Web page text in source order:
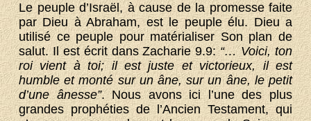
Le peuple d’Israël, à cause de la promesse faite
par Dieu à Abraham, est le peuple élu. Dieu a
utilisé ce peuple pour matérialiser Son plan de
salut. Il est écrit dans Zacharie 9.9:“… Voici, ton
roi vient à toi; il est juste et victorieux, il est
humble et monté sur un âne, sur un âne, le petit
d’une ânesse”. Nous avons ici l’une des plus
grandes prophéties de l’Ancien Testament, qui